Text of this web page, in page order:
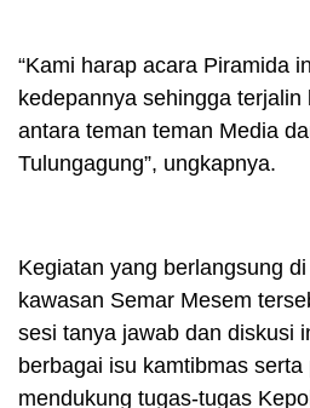
“Kami harap acara Piramida
kedepannya sehingga
antara teman teman Media
Tulungagung”, ungkapnya.
Kegiatan yang berlangsung
kawasan Semar Mesem
sesi tanya jawab dan diskusi
berbagai isu kamtibmas
mendukung tugas-tugas